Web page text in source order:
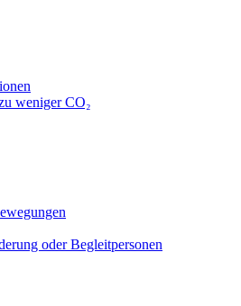
weniger CO₂
oder Begleitpersonen